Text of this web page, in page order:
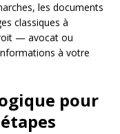
les documents
classiques à
— avocat ou
à votre
pour